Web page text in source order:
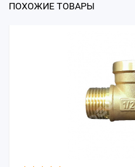
ПОХОЖИЕ ТОВАРЫ